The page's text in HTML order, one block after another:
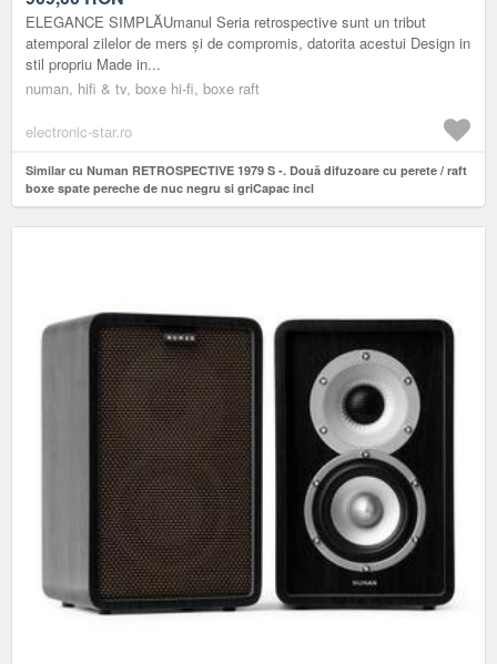
ELEGANCE SIMPLĂUmanul Seria retrospective sunt un tribut
atemporal zilelor de mers și de compromis, datorita acestui Design in
stil propriu Made in...
numan, hifi & tv, boxe hi-fi, boxe raft
electronic-star.ro
Similar cu Numan RETROSPECTIVE 1979 S -. Două difuzoare cu perete / raft
boxe spate pereche de nuc negru si griCapac incl